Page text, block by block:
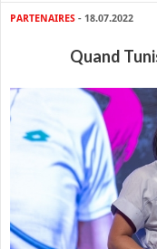
PARTENAIRES - 18.07.2022
Quand